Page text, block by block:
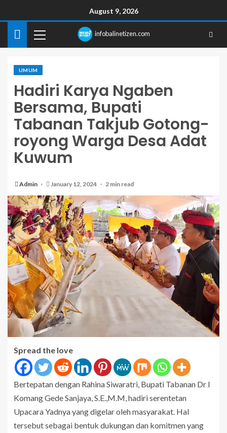
August 9, 2026
infobalinetizen.com
UMUM
Hadiri Karya Ngaben
Bersama, Bupati
Tabanan Takjub Gotong-
royong Warga Desa Adat
Kuwum
Admin January 12, 2024 2 min read
Spread the love
Bertepatan dengan Rahina Siwaratri, Bupati Tabanan Dr I
Komang Gede Sanjaya, S.E.,M.M, hadiri serentetan
Upacara Yadnya yang digelar oleh masyarakat. Hal
tersebut sebagai bentuk dukungan dan komitmen yang